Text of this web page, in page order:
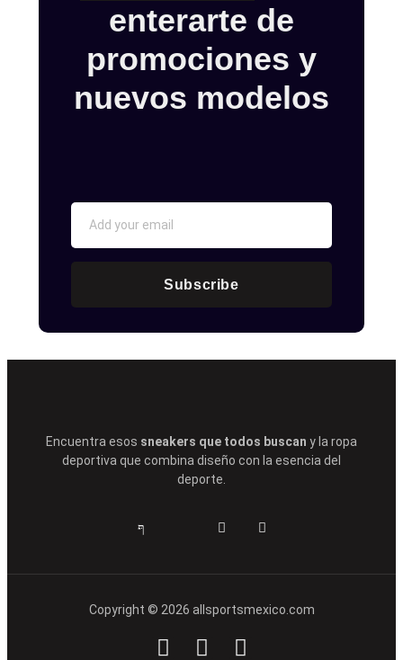
enterarte de
promociones y
nuevos modelos
Subscribe
Encuentra esos sneakers que todos buscan y la ropa
deportiva que combina diseño con la esencia del
deporte.
Copyright © 2026 allsportsmexico.com